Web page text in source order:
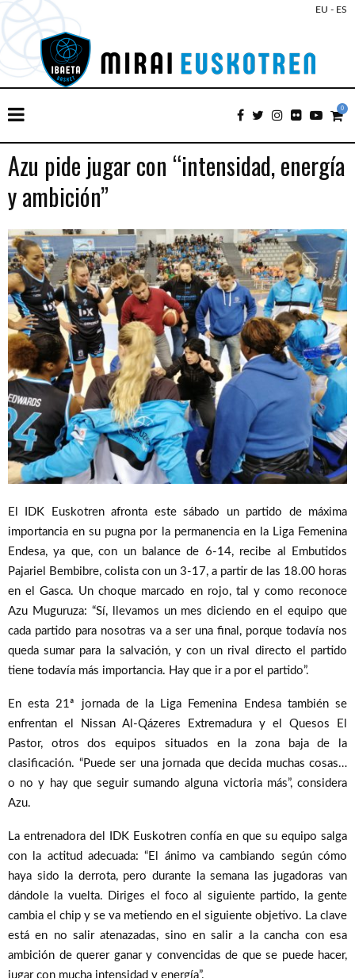
EU - ES
0
Azu pide jugar con “intensidad, energía
y ambición”
El IDK Euskotren afronta este sábado un partido de máxima
importancia en su pugna por la permanencia en la Liga Femenina
Endesa, ya que, con un balance de 6-14, recibe al Embutidos
Pajariel Bembibre, colista con un 3-17, a partir de las 18.00 horas
en el Gasca. Un choque marcado en rojo, tal y como reconoce
Azu Muguruza: “Sí, llevamos un mes diciendo en el equipo que
cada partido para nosotras va a ser una final, porque todavía nos
queda sumar para la salvación, y con un rival directo el partido
tiene todavía más importancia. Hay que ir a por el partido”.
En esta 21ª jornada de la Liga Femenina Endesa también se
enfrentan el Nissan Al-Qázeres Extremadura y el Quesos El
Pastor, otros dos equipos situados en la zona baja de la
clasificación. “Puede ser una jornada que decida muchas cosas…
o no y hay que seguir sumando alguna victoria más”, considera
Azu.
La entrenadora del IDK Euskotren confía en que su equipo salga
con la actitud adecuada: “El ánimo va cambiando según cómo
haya sido la derrota, pero durante la semana las jugadoras van
dándole la vuelta. Diriges el foco al siguiente partido, la gente
cambia el chip y se va metiendo en el siguiente objetivo. La clave
está en no salir atenazadas, sino en salir a la cancha con esa
ambición de querer ganar y convencidas de que se puede hacer,
jugar con mucha intensidad y energía”.